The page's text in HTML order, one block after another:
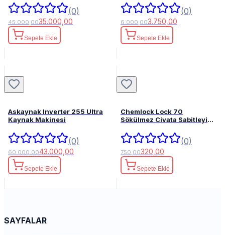
(0)
45.000,0035.000,00
Sepete Ekle
(0)
6.000,003.750,00
Sepete Ekle
Askaynak Inverter 255 Ultra
Kaynak Makinesi
(0)
60.000,0043.000,00
Sepete Ekle
Chemlock Lock 70
Sökülmez Civata Sabitleyici
(0)
750,00320,00
Sepete Ekle
SAYFALAR